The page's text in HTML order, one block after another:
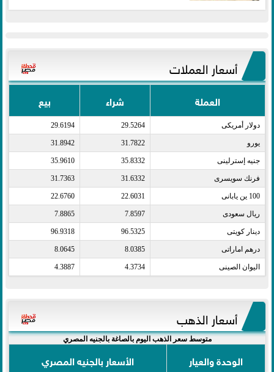
أسعار العملات
العملة شراء بيع
دولار أمريكى​ 29.5264
29.6194
يورو​ 31.7822
31.8942
جنيه إسترلينى​ 35.8332
35.9610
فرنك سويسرى​ 31.6332
31.7363
100 ين يابانى​ 22.6031
22.6760
ريال سعودى​ 7.8597
7.8865
دينار كويتى​ 96.5325
96.9318
درهم اماراتى​ 8.0385
8.0645
اليوان الصينى​ 4.3734
4.3887
أسعار الذهب
متوسط سعر الذهب اليوم بالصاغة بالجنيه المصري
الوحدة والعيار
الأسعار بالجنيه المصري